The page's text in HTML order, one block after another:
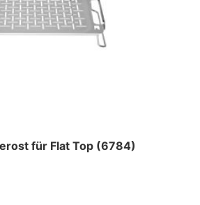
für Flat Top (6784)